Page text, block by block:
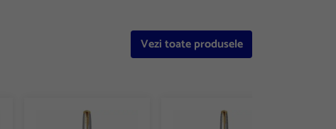
Vezi toate produsele